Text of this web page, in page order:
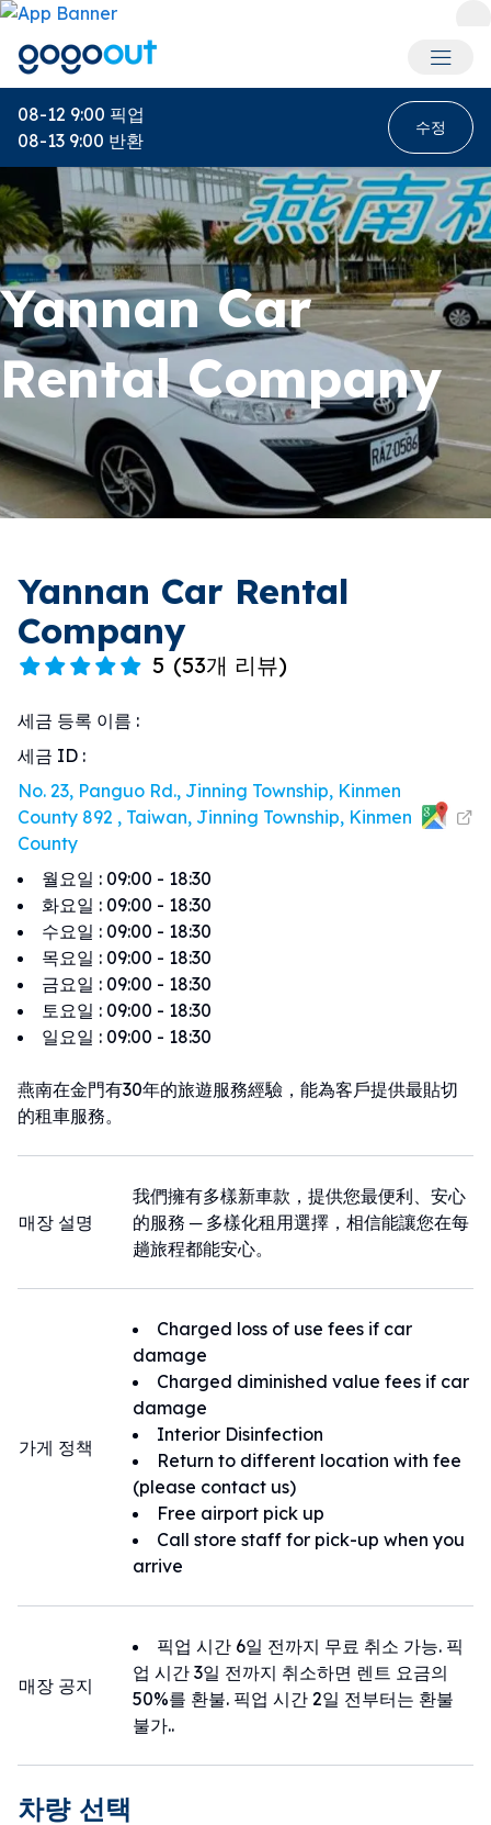
회원 메
08-12 9:00 픽업
08-13 9:00 반환
수정
Yannan Car
Rental Company
Yannan Car Rental
Company
5 (53개 리뷰)
세금 등록 이름 :
세금 ID :
No. 23, Panguo Rd., Jinning Township, Kinmen
County 892 , Taiwan, Jinning Township, Kinmen
County
월요일 : 09:00 - 18:30
화요일 : 09:00 - 18:30
수요일 : 09:00 - 18:30
목요일 : 09:00 - 18:30
금요일 : 09:00 - 18:30
토요일 : 09:00 - 18:30
일요일 : 09:00 - 18:30
燕南在金門有30年的旅遊服務經驗，能為客戶提供最貼切
的租車服務。
매장 설명
我們擁有多樣新車款，提供您最便利、安心
的服務 ─ 多樣化租用選擇，相信能讓您在每
趟旅程都能安心。
가게 정책
Charged loss of use fees if car
damage
Charged diminished value fees if car
damage
Interior Disinfection
Return to different location with fee
(please contact us)
Free airport pick up
Call store staff for pick-up when you
arrive
매장 공지
픽업 시간 6일 전까지 무료 취소 가능. 픽
업 시간 3일 전까지 취소하면 렌트 요금의
50%를 환불. 픽업 시간 2일 전부터는 환불
불가..
차량 선택